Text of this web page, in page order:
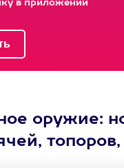
в приложении
оружие: